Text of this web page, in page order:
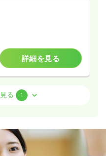
詳細を見る
3.25ヶ月
る 1